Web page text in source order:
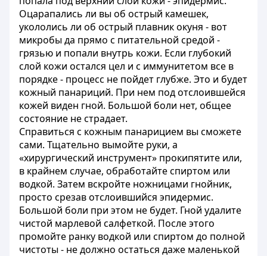
Оцарапались ли вы об острый камешек,
укололись ли об острый плавник окуня - вот
микробы да прямо с питательной средой -
грязью и попали внутрь кожи. Если глубокий
слой кожи остался цел и с иммунитетом все в
порядке - процесс не пойдет глубже. Это и будет
кожный панариций. При нем под отслоившейся
кожей виден гной. Большой боли нет, общее
состояние не страдает.
Справиться с кожным панарицием вы сможете
сами. Тщательно вымойте руки, а
«хирургический инструмент» прокипятите или,
в крайнем случае, обработайте спиртом или
водкой. Затем вскройте ножницами гнойник,
просто срезав отслоившийся эпидермис.
Большой боли при этом не будет. Гной удалите
чистой марлевой салфеткой. После этого
промойте ранку водкой или спиртом до полной
чистоты - не должно остаться даже маленькой